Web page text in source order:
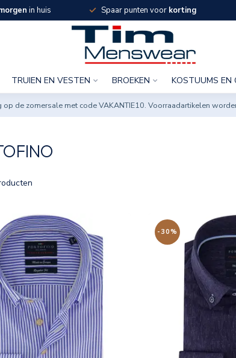
in huis Spaar punten voor korting
TRUIEN EN VESTEN BROEKEN KOSTUUMS EN
de zomersale met code VAKANTIE10. Voorraadartikelen
-30%